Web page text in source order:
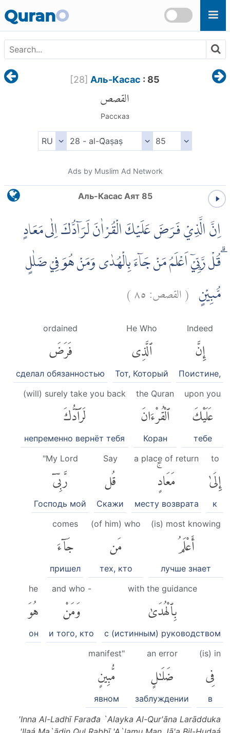
QuranO
[28] Аль-Касас : 85
القصص
Рассказ
Ads by Muslim Ad Network
Аль-Касас Аят 85
اِنَّ الَّذِيْ فَرَضَ عَلَيْكَ الْقُرْاٰنَ لَرَاۤدُّكَ اِلٰى مَعَادٍ
ۗقُلْ رَّبِّيْٓ اَعْلَمُ مَنْ جَاۤءَ بِالْهُدٰى وَمَنْ هُوَ فِيْ ضَلٰلٍ
مُّبِيْنٍ (القصص:٨٥)
Indeed
إِنَّ
Поистине,
He Who
ٱلَّذِى
Тот, Который
ordained
فَرَضَ
сделал обязанностью
upon you
عَلَيْكَ
тебе
the Quran
ٱلْقُرْءَانَ
Коран
(will) surely take you back
لَرَآدُّكَ
непременно вернёт тебя
to
إِلَىٰ
к
a place of return
مَعَادٍۚ
месту возврата
Say
قُل
Скажи
"My Lord
رَّبِّىٓ
Господь мой
(is) most knowing
أَعْلَمُ
лучше знает
(of him) who
مَن
тех, кто
comes
جَآءَ
пришел
with the guidance
بِٱلْهُدَىٰ
с (истинным) руководством
and who -
وَمَنْ
и того, кто
he
هُوَ
он
(is) in
فِى
в
an error
ضَلَٰلٍ
заблуждении
manifest"
مُّبِينٍ
явном
'Inna Al-Ladhī Farađa `Alayka Al-Qur'āna Larādduka